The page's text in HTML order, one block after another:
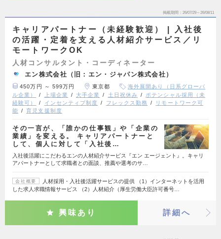
掲載期間 26/07/29～26/08/11
キャリアパートナー（未経験歓迎） | 入社後
の活躍・定着を支える人材紹介サービス／リ
モートワークOK
人材コンサルタント・コーディネーター
エン株式会社（旧：エン・ジャパン株式会社）
450万円 ～ 599万円 東京都
海外展開あり（日系グローバ
ル企業）
上場企業 大手企業 土日祝休み
ポテンシャル採用（未
経験可）
インセンティブ制度 フレックス勤務
リモートワーク可
能
育児支援制度
その一言が、「誰かの仕事観」や「企業の
業績」を変える。 キャリアパートナーと
して、個人に対して「入社後…
入社後活躍にこだわるエンの人材紹介サービス『エン エージェント』。キャリ
アパートナーとして求職者との面談、推薦や選考のサ…
会社概要
人材採用・入社後活躍サービスの提供 （1）インターネットを活用
した求人求職情報サービス （2）人材紹介（厚生労働大臣許可番号…
興味あり 詳細へ